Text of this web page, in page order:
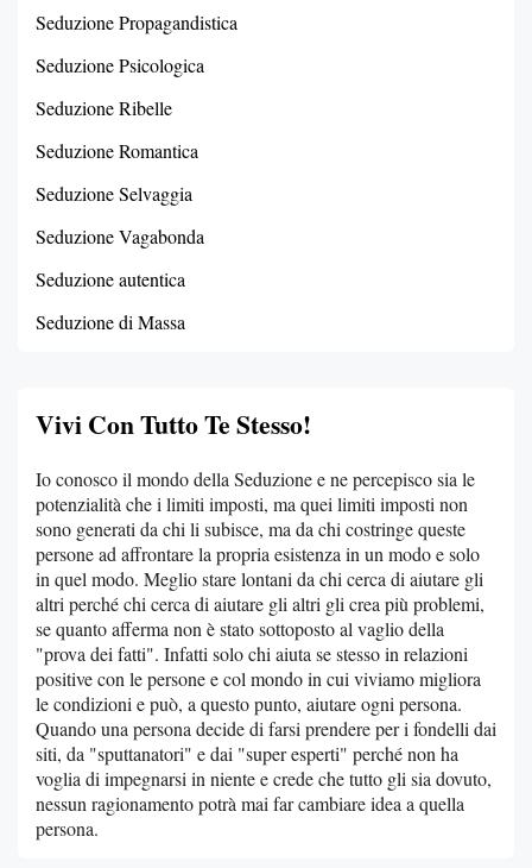
Seduzione Propagandistica
Seduzione Psicologica
Seduzione Ribelle
Seduzione Romantica
Seduzione Selvaggia
Seduzione Vagabonda
Seduzione autentica
Seduzione di Massa
Vivi Con Tutto Te Stesso!
Io conosco il mondo della Seduzione e ne percepisco sia le
potenzialità che i limiti imposti, ma quei limiti imposti non
sono generati da chi li subisce, ma da chi costringe queste
persone ad affrontare la propria esistenza in un modo e solo
in quel modo. Meglio stare lontani da chi cerca di aiutare gli
altri perché chi cerca di aiutare gli altri gli crea più problemi,
se quanto afferma non è stato sottoposto al vaglio della
"prova dei fatti". Infatti solo chi aiuta se stesso in relazioni
positive con le persone e col mondo in cui viviamo migliora
le condizioni e può, a questo punto, aiutare ogni persona.
Quando una persona decide di farsi prendere per i fondelli dai
siti, da "sputtanatori" e dai "super esperti" perché non ha
voglia di impegnarsi in niente e crede che tutto gli sia dovuto,
nessun ragionamento potrà mai far cambiare idea a quella
persona.